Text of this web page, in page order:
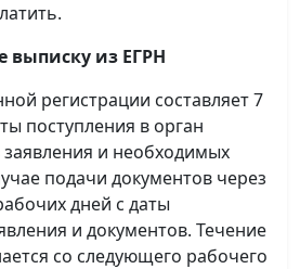
выписку из ЕГРН
регистрации составляет 7
поступления в орган
и необходимых
подачи документов через
дней с даты
и документов. Течение
со следующего рабочего